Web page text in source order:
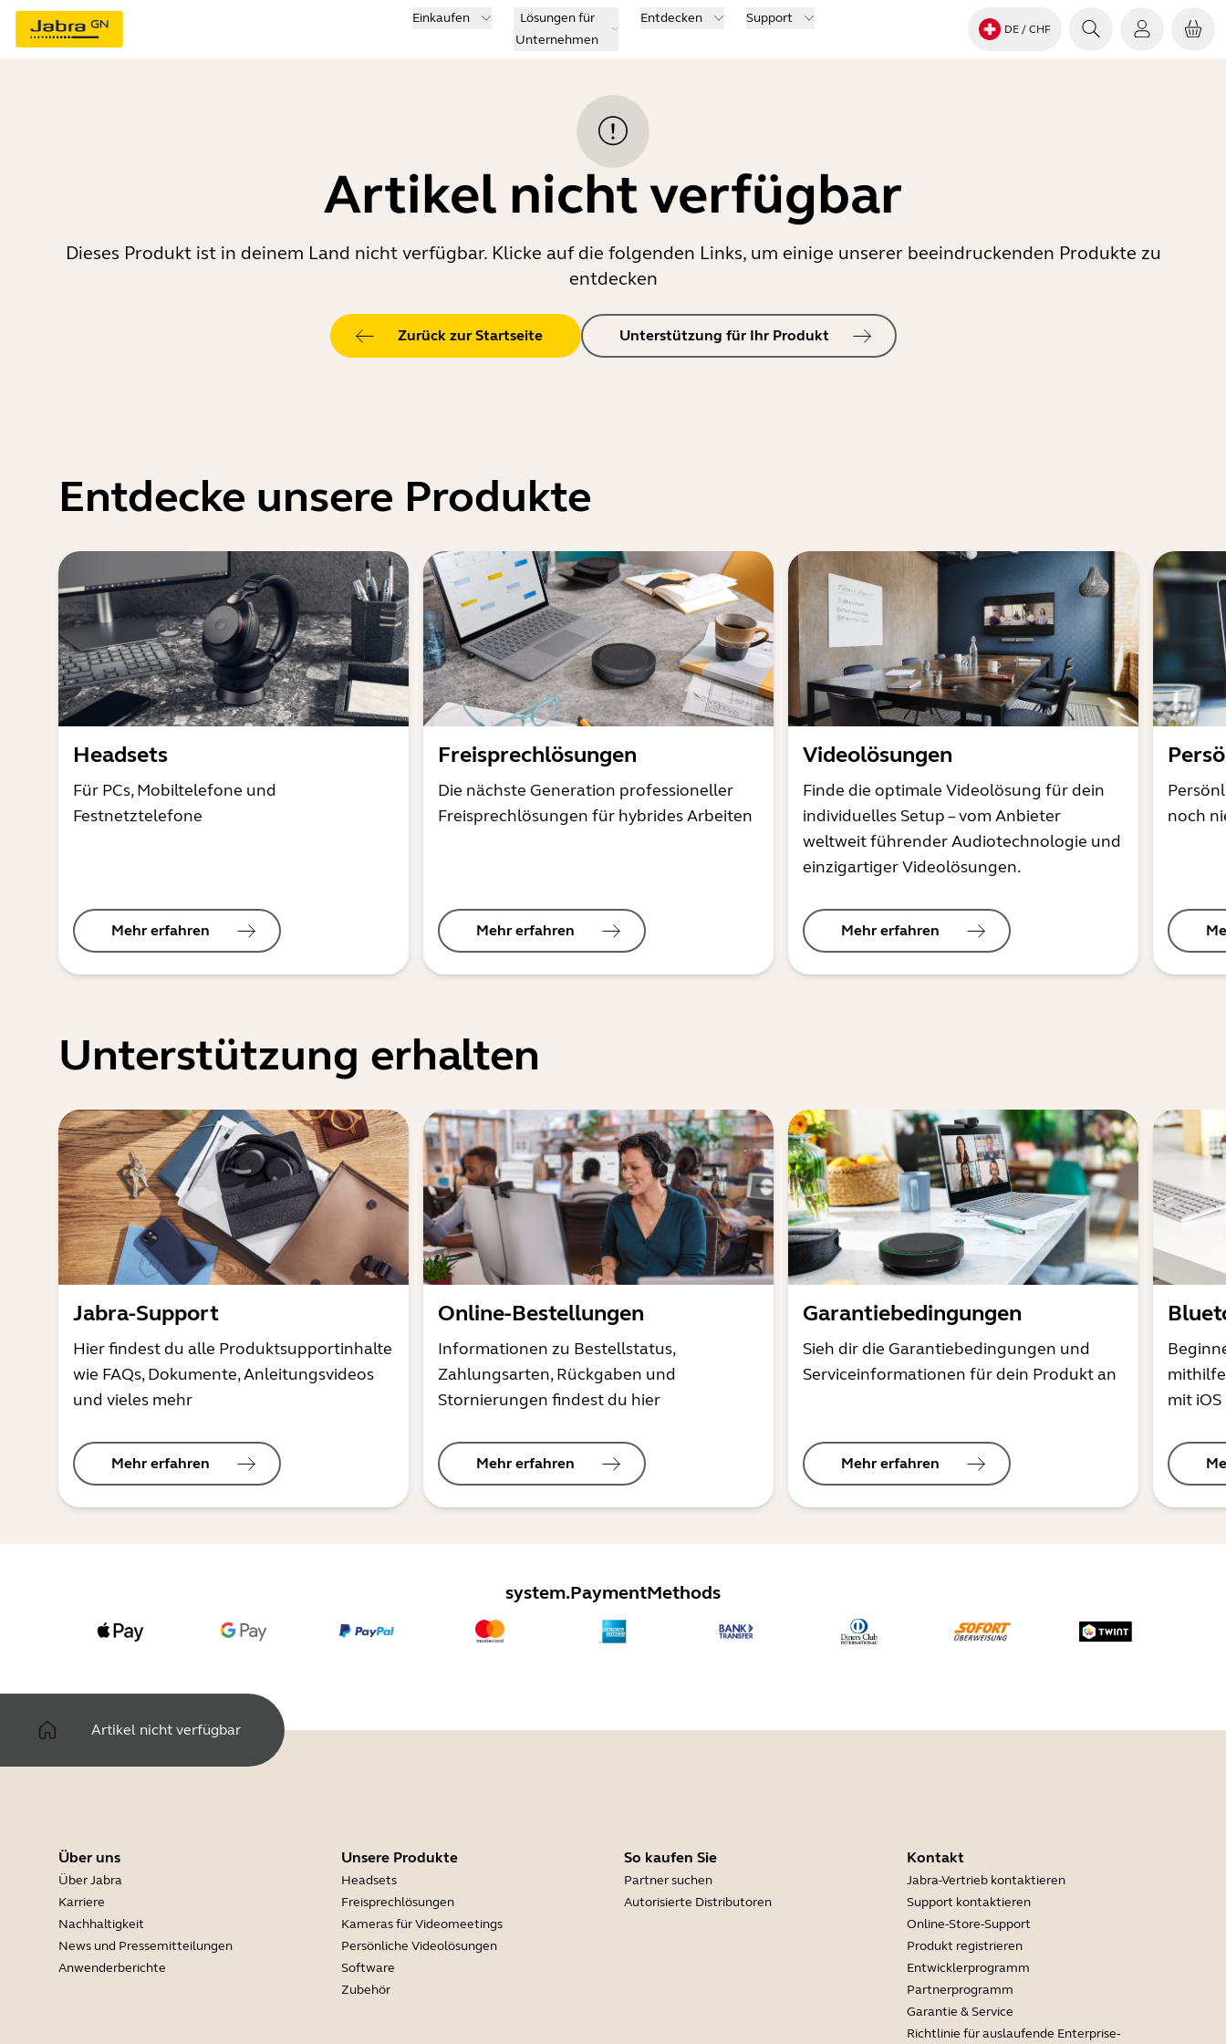
Einkaufen
Lösungen für
Unternehmen
Entdecken Support
DE / CHF
Artikel nicht verfügbar
Dieses Produkt ist in deinem Land nicht verfügbar. Klicke auf die folgenden Links, um einige unserer beeindruckenden Produkte zu
entdecken
Zurück zur Startseite Unterstützung für Ihr Produkt
Entdecke unsere Produkte
Headsets
Für PCs, Mobiltelefone und
Festnetztelefone
Mehr erfahren
Freisprechlösungen
Die nächste Generation professioneller
Freisprechlösungen für hybrides Arbeiten
Mehr erfahren
Videolösungen
Finde die optimale Videolösung für dein
individuelles Setup – vom Anbieter
weltweit führender Audiotechnologie und
einzigartiger Videolösungen.
Mehr erfahren
noch
Unterstützung erhalten
Jabra-Support
Hier findest du alle Produktsupportinhalte
wie FAQs, Dokumente, Anleitungsvideos
und vieles mehr
Mehr erfahren
Online-Bestellungen
Informationen zu Bestellstatus,
Zahlungsarten, Rückgaben und
Stornierungen findest du hier
Mehr erfahren
Garantiebedingungen
Sieh dir die Garantiebedingungen und
Serviceinformationen für dein Produkt an
Mehr erfahren
mit
system.PaymentMethods
Artikel nicht verfügbar
Über uns
Über Jabra
Karriere
Nachhaltigkeit
News und Pressemitteilungen
Anwenderberichte
Unsere Produkte
Headsets
Freisprechlösungen
Kameras für Videomeetings
Persönliche Videolösungen
Software
Zubehör
So kaufen Sie
Partner suchen
Autorisierte Distributoren
Kontakt
Jabra-Vertrieb kontaktieren
Support kontaktieren
Online-Store-Support
Produkt registrieren
Entwicklerprogramm
Partnerprogramm
Garantie & Service
Richtlinie für auslaufende Enterprise-